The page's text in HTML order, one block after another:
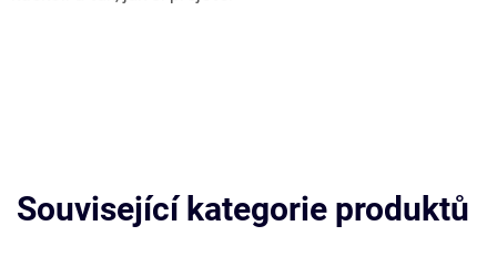
Související kategorie produktů